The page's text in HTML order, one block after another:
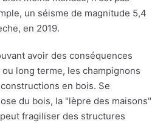
un séisme de magnitude 5,4
en 2019.
avoir des conséquences
long terme, les champignons
en bois. Se
du bois, la "lèpre des maisons"
fragiliser des structures